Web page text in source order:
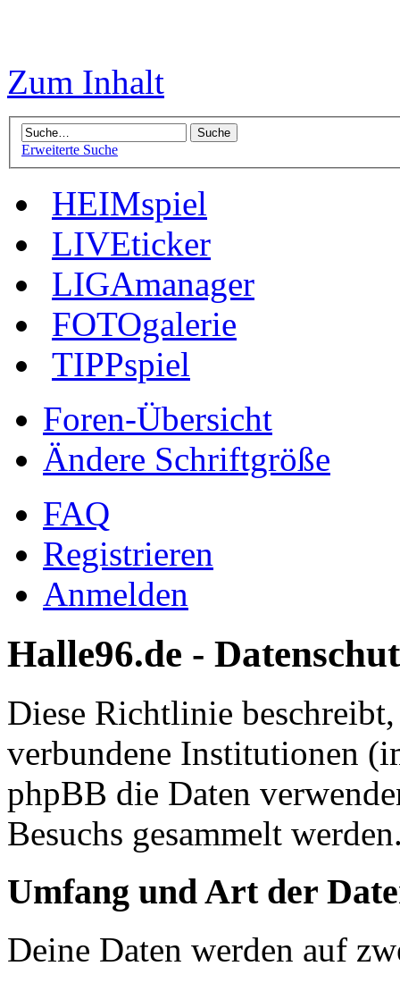
Zum Inhalt
Erweiterte Suche
HEIMspiel
LIVEticker
LIGAmanager
FOTOgalerie
TIPPspiel
Foren-Übersicht
Ändere Schriftgröße
FAQ
Registrieren
Anmelden
Halle96.de -
Diese Richtlinie
verbundene Institutionen
phpBB die Daten
Besuchs gesammelt
Umfang und Art der
Deine Daten werden auf